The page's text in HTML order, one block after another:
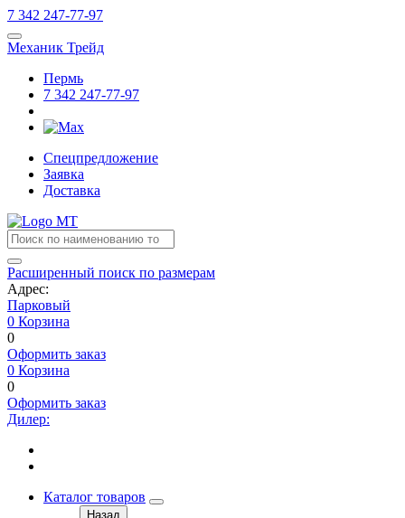
7 342 247-77-97
Механик Трейд
Пермь
7 342 247-77-97
Спецпредложение
Заявка
Доставка
Расширенный поиск по размерам
Адрес:
Парковый
0 Корзина
0
Оформить заказ
0 Корзина
0
Оформить заказ
Дилер:
Каталог товаров
Назад